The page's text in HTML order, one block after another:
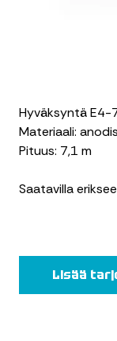
Hyväksyntä
Materiaali:
Pituus: 7,1 m
Saatavilla
Lisää